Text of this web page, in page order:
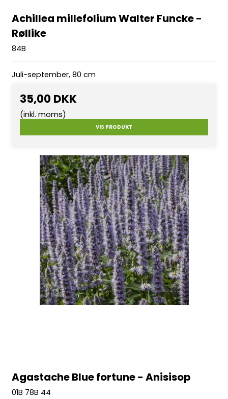
Achillea millefolium Walter Funcke -
Røllike
84B
Juli-september, 80 cm
35,00 DKK
(inkl. moms)
VIS PRODUKT
Agastache Blue fortune - Anisisop
01B 78B 44